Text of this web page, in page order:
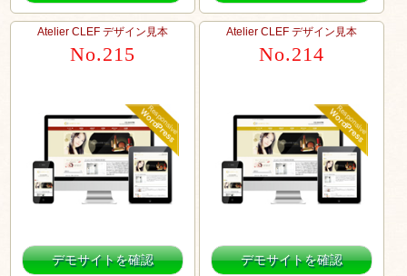
Atelier CLEF デザイン見本
No.215
デモサイトを確認
Atelier CLEF デザイン見本
No.214
デモサイトを確認